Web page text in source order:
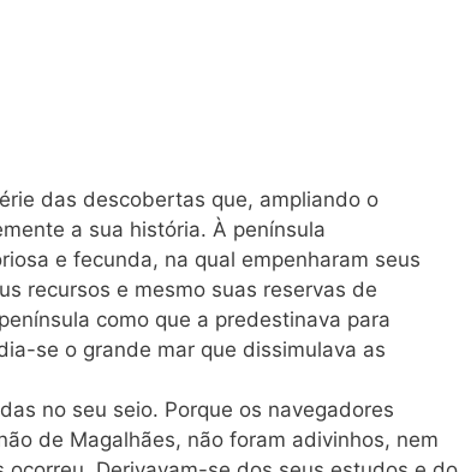
das descobertas que, ampliando o
a sua história. À península
e fecunda, na qual empenharam seus
recursos e mesmo suas reservas de
como que a predestinava para
se o grande mar que dissimulava as
no seu seio. Porque os navegadores
de Magalhães, não foram adivinhos, nem